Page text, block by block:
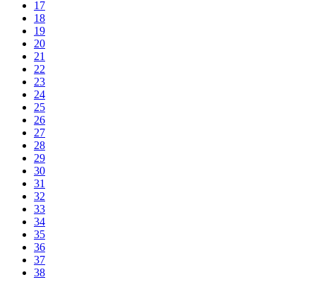
17
18
19
20
21
22
23
24
25
26
27
28
29
30
31
32
33
34
35
36
37
38